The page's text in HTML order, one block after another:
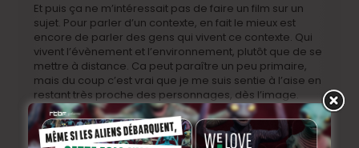
Et puis ça ne m’intéressait pas de faire un film sur un
sujet. Pour parler d’un contexte, en fait le mieux est
encore de parler des gens qui vivent ce contexte. Qui
vivent l’évènement et l’environnement, plutôt que de se
mettre à distance. Ca peut paraître un peu primaire,
mais du coup c’est vrai que je me suis sentie à l’aise en
restant très proche des personnages, dès l’image.